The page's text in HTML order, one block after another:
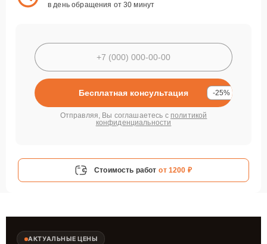
в день обращения от 30 минут
Бесплатная консультация -25%
Отправляя, Вы соглашаетесь с политикой
конфиденциальности
Стоимость работ от 1200 ₽
АКТУАЛЬНЫЕ ЦЕНЫ